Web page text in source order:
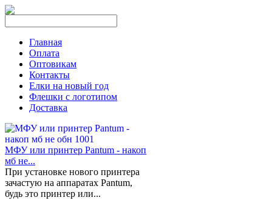
Главная
Оплата
Оптовикам
Контакты
Елки на новый год
Флешки с логотипом
Доставка
МФУ или принтер Pantum - накоп
мб не...
При установке нового принтера
зачастую на аппаратах Pantum,
будь это принтер или...